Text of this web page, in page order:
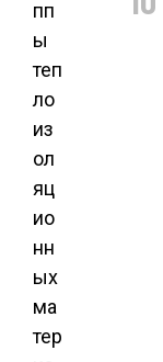
пп
ы
теп
ло
из
ол
яц
ио
нн
ых
ма
тер